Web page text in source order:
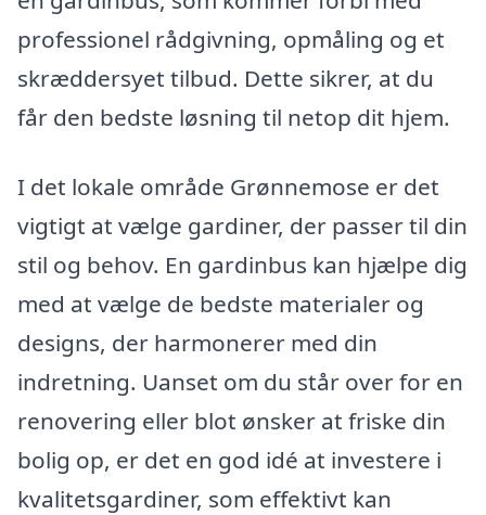
professionel rådgivning, opmåling og et
skræddersyet tilbud. Dette sikrer, at du
får den bedste løsning til netop dit hjem.
I det lokale område Grønnemose er det
vigtigt at vælge gardiner, der passer til din
stil og behov. En gardinbus kan hjælpe dig
med at vælge de bedste materialer og
designs, der harmonerer med din
indretning. Uanset om du står over for en
renovering eller blot ønsker at friske din
bolig op, er det en god idé at investere i
kvalitetsgardiner, som effektivt kan